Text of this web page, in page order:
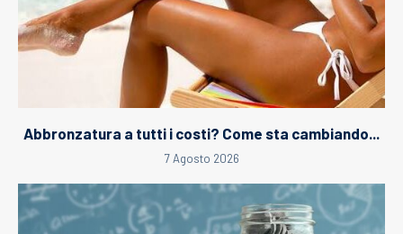
Abbronzatura a tutti i costi? Come sta cambiando...
7 Agosto 2026